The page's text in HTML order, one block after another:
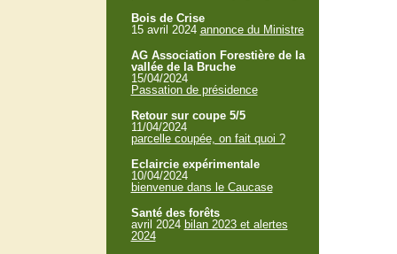
Bois de Crise
15 avril 2024 annonce du Ministre
AG Association Forestière de la
vallée de la Bruche
15/04/2024
Passation de présidence
Retour sur coupe 5/5
11/04/2024
parcelle coupée, on fait quoi ?
Eclaircie expérimentale
10/04/2024
bienvenue dans le Caucase
Santé des forêts
avril 2024 bilan 2023 et alertes
2024